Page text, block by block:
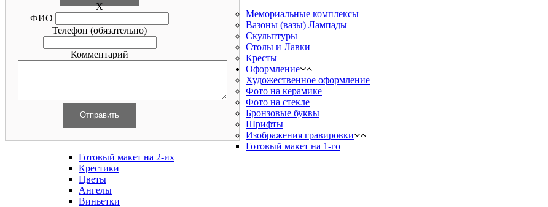
X
ФИО
Телефон (обязательно)
Комментарий
Мемориальные комплексы
Вазоны (вазы) Лампады
Скульптуры
Столы и Лавки
Кресты
Оформление
Художественное оформление
Фото на керамике
Фото на стекле
Бронзовые буквы
Шрифты
Изображения гравировки
Готовый макет на 1-го
Готовый макет на 2-их
Крестики
Цветы
Ангелы
Виньетки